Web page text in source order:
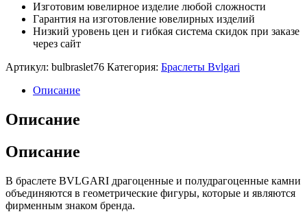
Изготовим ювелирное изделие любой сложности
Гарантия на изготовление ювелирных изделий
Низкий уровень цен и гибкая система скидок при заказе
через сайт
Артикул: bulbraslet76 Категория: Браслеты Bvlgari
Описание
Описание
Описание
В браслете BVLGARI драгоценные и полудрагоценные камни
объединяются в геометрические фигуры, которые и являются
фирменным знаком бренда.